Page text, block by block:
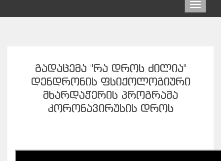
Toggle
ᲒᲐᲓᲐᲪᲔᲛᲐ "ᲠᲐ ᲓᲠᲝᲡ ᲫᲘᲚᲘᲐ"
ᲓᲔᲜᲓᲠᲝᲜᲘᲡ ᲤᲡᲘᲥᲝᲚᲝᲒᲘᲣᲠᲘ
ᲛᲮᲐᲠᲓᲐᲭᲔᲠᲘᲡ ᲞᲠᲝᲒᲠᲐᲛᲐ
ᲙᲝᲠᲝᲜᲐᲕᲘᲠᲣᲡᲘᲡ ᲓᲠᲝᲡ